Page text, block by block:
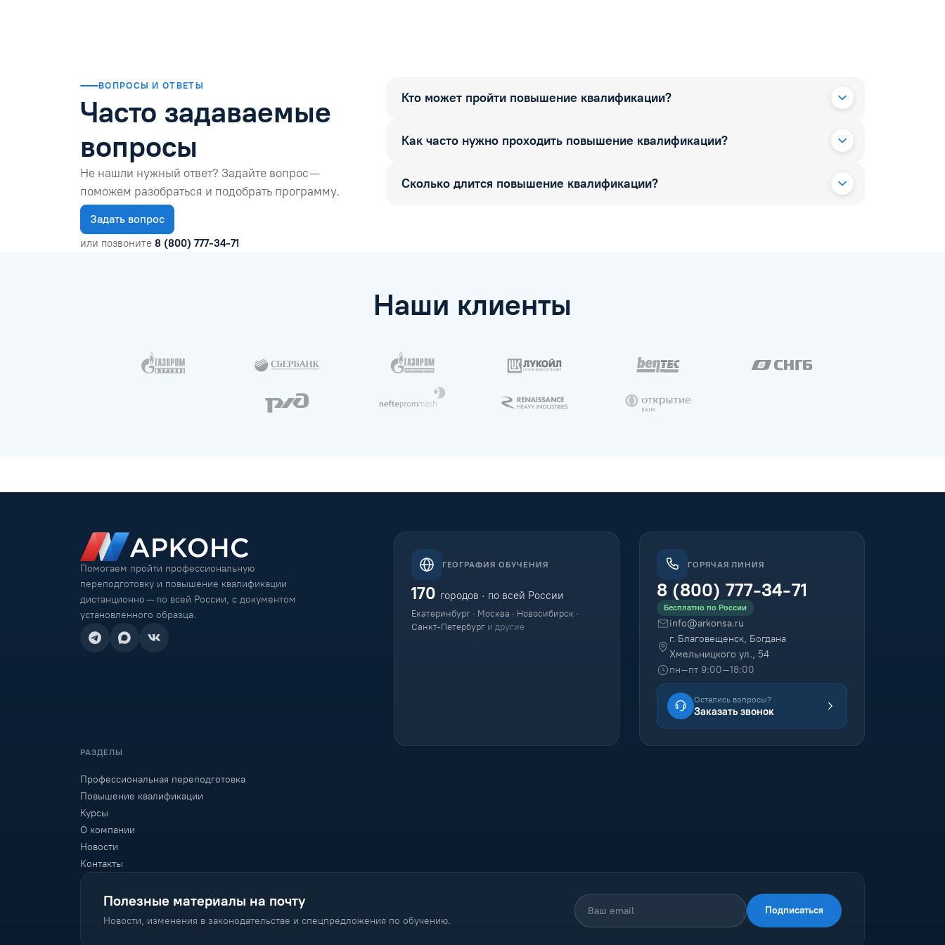
ВОПРОСЫ И ОТВЕТЫ
Часто задаваемые
вопросы
Не нашли нужный ответ? Задайте вопрос —
поможем разобраться и подобрать программу.
Задать вопрос
или позвоните 8 (800) 777-34-71
Кто может пройти повышение квалификации?
Как часто нужно проходить повышение квалификации?
Сколько длится повышение квалификации?
Наши клиенты
Помогаем пройти профессиональную
переподготовку и повышение квалификации
дистанционно — по всей России, с документом
установленного образца.
ГЕОГРАФИЯ ОБУЧЕНИЯ
170 городов · по всей России
Екатеринбург · Москва · Новосибирск ·
Санкт-Петербург и другие
ГОРЯЧАЯ ЛИНИЯ
8 (800) 777-34-71
Бесплатно по России
info@arkonsa.ru
г. Благовещенск, Богдана
Хмельницкого ул., 54
пн–пт 9:00–18:00
Остались вопросы?
Заказать звонок
РАЗДЕЛЫ
Профессиональная переподготовка
Повышение квалификации
Курсы
О компании
Новости
Контакты
Полезные материалы на почту
Новости, изменения в законодательстве и спецпредложения по обучению.
Подписаться